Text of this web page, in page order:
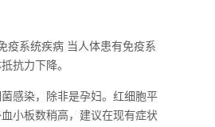
疫系统疾病 当人体患有免疫系
抗力下降。
感染，除非是孕妇。红细胞平
小板数稍高，建议在现有症状